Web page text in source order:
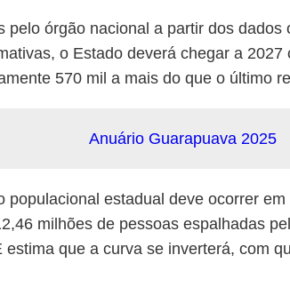
pelo órgão nacional a partir dos dados
o Estado deverá chegar a 2027
570 mil a mais do que o último
populacional estadual deve ocorrer
milhões de pessoas espalhadas
estima que a curva se inverterá, com